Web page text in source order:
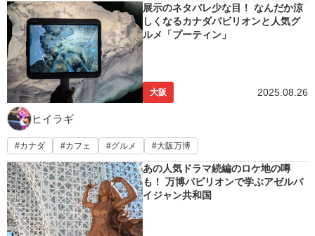
展示のネタバレ少な目！ なんだか涼
しくなるカナダパビリオンと人気グ
ルメ「プーティン」
大阪 2025.08.26
ヒイラギ
カナダ カフェ グルメ 大阪万博
あの人気ドラマ続編のロケ地の噂
も！ 万博パビリオンで学ぶアゼルバ
イジャン共和国